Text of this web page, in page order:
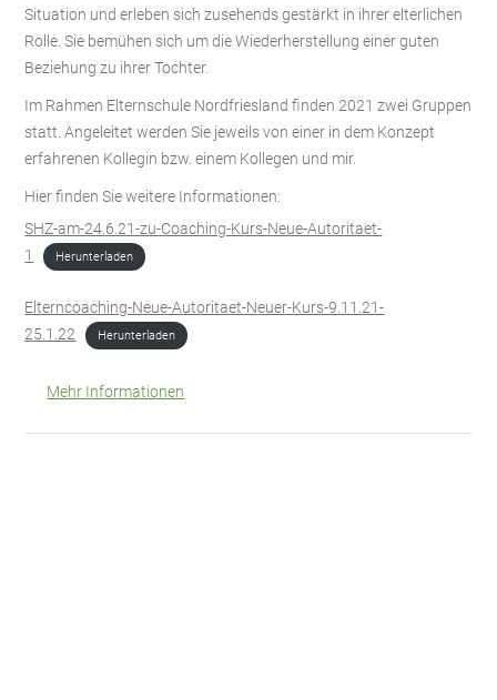
Situation und erleben sich zusehends gestärkt in ihrer elterlichen
Rolle. Sie bemühen sich um die Wiederherstellung einer guten
Beziehung zu ihrer Tochter.
Im Rahmen Elternschule Nordfriesland finden 2021 zwei Gruppen
statt. Angeleitet werden Sie jeweils von einer in dem Konzept
erfahrenen Kollegin bzw. einem Kollegen und mir.
Hier finden Sie weitere Informationen:
SHZ-am-24.6.21-zu-Coaching-Kurs-Neue-Autoritaet-
1
Herunterladen
Elterncoaching-Neue-Autoritaet-Neuer-Kurs-9.11.21-
25.1.22
Herunterladen
Mehr Informationen